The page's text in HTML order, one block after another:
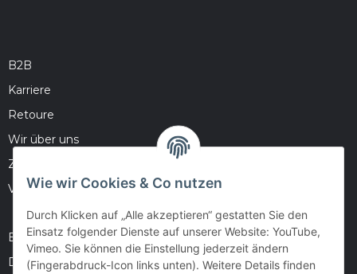
B2B
Karriere
Retoure
Wir über uns
Zahlungsmöglichkeiten
Versandinformationen
Barrierefreiheitserklärung
Datenschutz
Wie wir Cookies & Co nutzen
Durch Klicken auf „Alle akzeptieren“ gestatten Sie den
Einsatz folgender Dienste auf unserer Website: YouTube,
Vimeo. Sie können die Einstellung jederzeit ändern
(Fingerabdruck-Icon links unten). Weitere Details finden